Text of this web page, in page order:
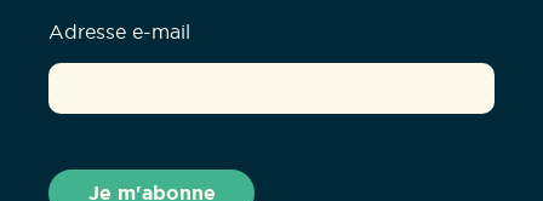
Adresse e-mail